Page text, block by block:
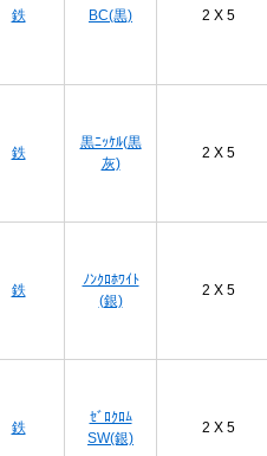
鉄 BC(黒) 2 X 5
鉄
黒ﾆｯｹﾙ(黒
灰)
2 X 5
鉄
ﾉﾝｸﾛﾎﾜｲﾄ
(銀)
2 X 5
鉄
ｾﾞﾛｸﾛﾑ
SW(銀)
2 X 5